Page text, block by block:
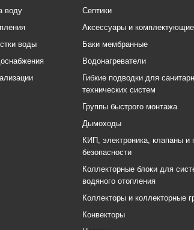
воду
воды
Септики
Аксессуары и комплектующие
Баки мембранные
Водонагреватели
Гибкие подводки для
технических систем
Группы быстрого монтажа
Дымоходы
КИП, электроника, клапаны и
безопасности
Коллекторные блоки для
водяного отопления
Коллекторы и коллекторные
Конвекторы